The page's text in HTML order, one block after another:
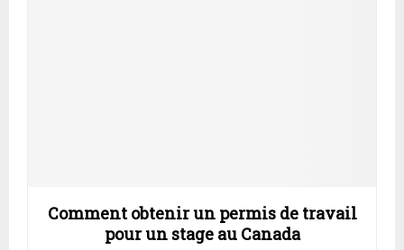
Comment obtenir un permis de travail
pour un stage au Canada